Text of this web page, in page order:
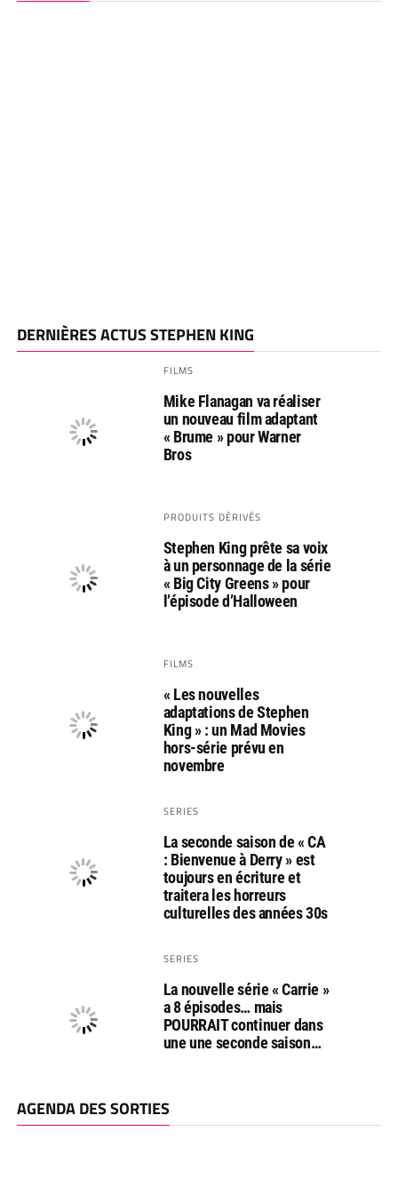
DERNIÈRES ACTUS STEPHEN KING
FILMS
Mike Flanagan va réaliser
un nouveau film adaptant
« Brume » pour Warner
Bros
PRODUITS DÉRIVÉS
Stephen King prête sa voix
à un personnage de la série
« Big City Greens » pour
l’épisode d’Halloween
FILMS
« Les nouvelles
adaptations de Stephen
King » : un Mad Movies
hors-série prévu en
novembre
SERIES
La seconde saison de « CA
: Bienvenue à Derry » est
toujours en écriture et
traitera les horreurs
culturelles des années 30s
SERIES
La nouvelle série « Carrie »
a 8 épisodes… mais
POURRAIT continuer dans
une une seconde saison…
AGENDA DES SORTIES